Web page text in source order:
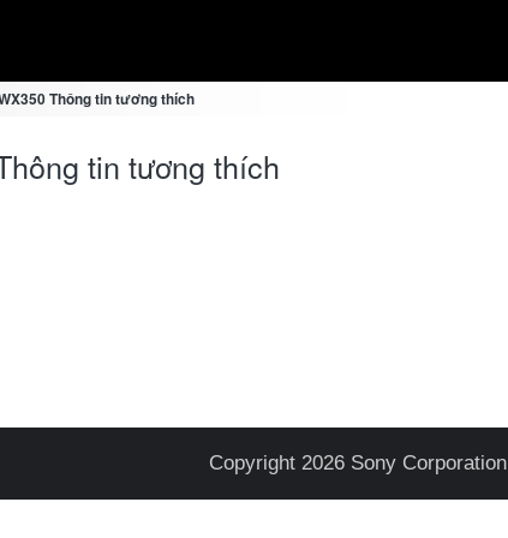
Thông tin tương thích
tin tương thích
Copyright 2026 Sony Corporation